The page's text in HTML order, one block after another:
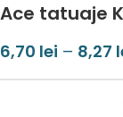
Ace tatuaje
6,70 lei – 8,27